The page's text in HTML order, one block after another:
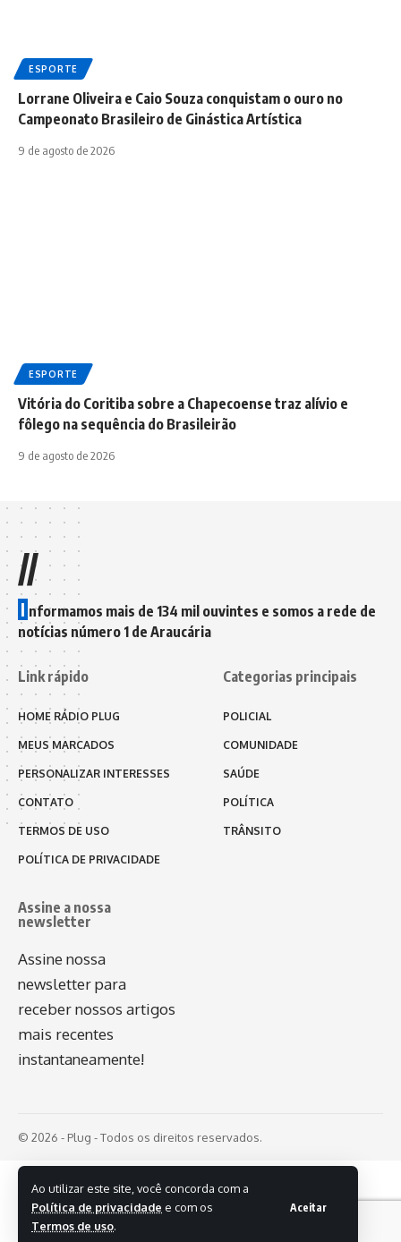
Ao utilizar este site, você concorda com a
Política de privacidade e com os
Termos de uso.
Aceitar
ESPORTE
Lorrane Oliveira e Caio Souza conquistam o ouro no
Campeonato Brasileiro de Ginástica Artística
9 de agosto de 2026
ESPORTE
Vitória do Coritiba sobre a Chapecoense traz alívio e
fôlego na sequência do Brasileirão
9 de agosto de 2026
//
I nformamos mais de 134 mil ouvintes e somos a rede de
notícias número 1 de Araucária
Link rápido
HOME RÁDIO PLUG
MEUS MARCADOS
PERSONALIZAR INTERESSES
CONTATO
TERMOS DE USO
POLÍTICA DE PRIVACIDADE
Categorias principais
POLICIAL
COMUNIDADE
SAÚDE
POLÍTICA
TRÂNSITO
Assine a nossa
newsletter
Assine nossa
newsletter para
receber nossos artigos
mais recentes
instantaneamente!
© 2026 - Plug - Todos os direitos reservados.